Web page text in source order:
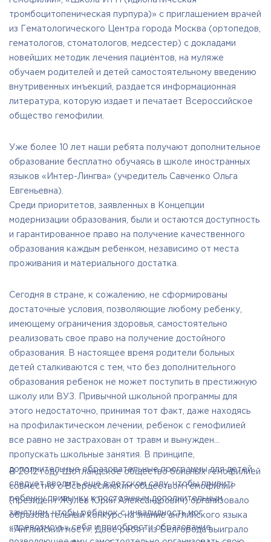
тромбоцитопеническая пурпура)» с приглашением врачей
из Гематологического Центра города Москва (ортопедов,
гематологов, стоматологов, медсестер) с докладами
новейших методик лечения пациентов, на муляже
обучаем родителей и детей самостоятельному введению
внутривенных инъекций, раздается информационная
литература, которую издает и печатает Всероссийское
общество гемофилии.
Уже более 10 лет наши ребята получают дополнительное
образование бесплатно обучаясь в школе иностранных
языков «Интер-Лингва» (учредитель Савченко Ольга
Евгеньевна).
Среди приоритетов, заявленных в Концепции
модернизации образования, были и остаются доступность
и гарантированное право на получение качественного
образования каждым ребенком, независимо от места
проживания и материального достатка.
Сегодня в стране, к сожалению, не сформированы
достаточные условия, позволяющие любому ребенку,
имеющему ограничения здоровья, самостоятельно
реализовать свое право на получение достойного
образования. В настоящее время родители больных
детей сталкиваются с тем, что без дополнительного
образования ребенок не может поступить в престижную
школу или ВУЗ. Привычной школьной программы для
этого недостаточно, принимая тот факт, даже находясь
на профилактическом лечении, ребенок с гемофилией
все равно не застрахован от травм и вынужден
пропускать школьные занятия. В принципе,
дополнительные образовательные программы для детей
следует вводить еще в детском саду, чтобы привить
ребенку привычку к постоянным дополнительным
занятиям, чтобы ребенок с инвалидность мог
«превозмочь» себя и приобрести образование,
В 2012 году Шотландское общество больных гемофилией
совместно с Всероссийским обществом гемофилии
(президент Жулёв Юрий Александрович) организовало
образовательный конкурс на знание английского языка
«Английский мост». Двое ребят из Белгорода выиграло